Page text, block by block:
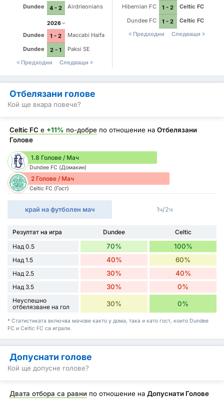
Dundee 4 - 2 Airdrieonians
2026
Dundee 1 - 2
Maccabi Haifa
Dundee
2 - 1
Paksi SE
Предходни
Следващи
Hibernian FC
1 - 2
Celtic FC
Dundee FC
1 - 2
Celtic FC
Предходни
Следващи
Отбелязани голове
Кой ще вкара повече?
Celtic FC е +11% по-добре по отношение на Отбелязани
Голове
1.8 Голове / Мач
Dundee FC (Домакин)
2 Голове / Мач
Celtic FC (Гост)
край на футболен мач 1ч/2ч
Резултат на игра Dundee
Celtic
Над 0.5
70% 100%
Над 1.5 40% 60%
Над 2.5 30% 40%
Над 3.5 30% 0%
Неуспешно
отбелязване на гол
30% 0%
* Статистиката включва мачове както у дома, така и като гост, които Dundee
FC и Celtic FC са играли.
Допуснати голове
Кой ще допусне голове?
Двата отбора са равни по отношение на Допуснати Голове